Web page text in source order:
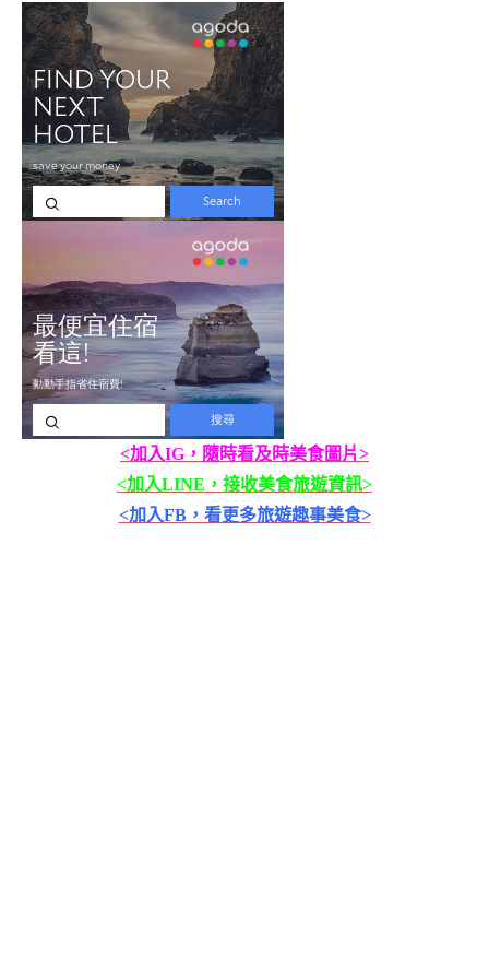
<加入IG，隨時看及時美食圖片>
<加入LINE，接收美食旅遊資訊>
<加入FB，看更多旅遊趣事美食>